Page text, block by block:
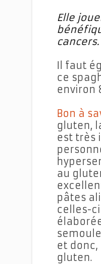
Elle
cancers.
Il faut
ce
environ
Bon à
gluten,
est très
au
pâtes
celles-
et
gluten.